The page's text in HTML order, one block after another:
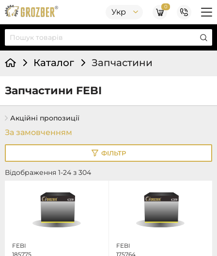
Укр
0
Каталог Запчастини
Запчастини FEBI
Акційні пропозиції
Відображення 1-24 з 304
ФІЛЬТР
FEBI
185775
FEBI
175764